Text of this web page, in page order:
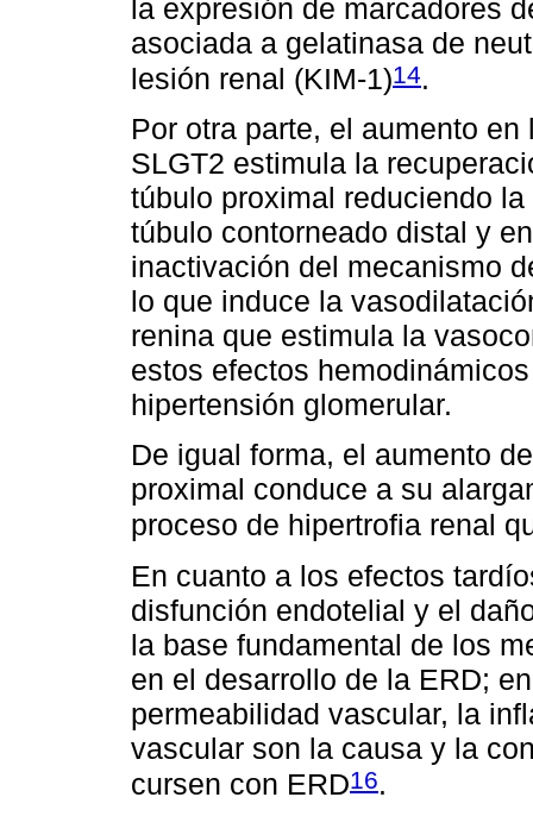
la expresión de marcadores
asociada a gelatinasa de
lesión renal (KIM-1)14.
Por otra parte, el aumento
SLGT2 estimula la
túbulo proximal reduciendo
túbulo contorneado distal y
inactivación del mecanismo
lo que induce la
renina que estimula la
estos efectos
hipertensión glomerular.
De igual forma, el aumento
proximal conduce a su
proceso de hipertrofia renal
En cuanto a los efectos
disfunción endotelial y el
la base fundamental de los
en el desarrollo de la ERD;
permeabilidad vascular, la
vascular son la causa y la
cursen con ERD16.